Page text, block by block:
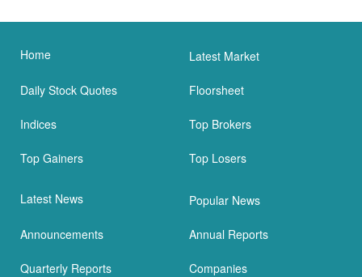
Home Latest Market
Daily Stock Quotes Floorsheet
Indices Top Brokers
Top Gainers Top Losers
Latest News Popular News
Announcements Annual Reports
Quarterly Reports Companies